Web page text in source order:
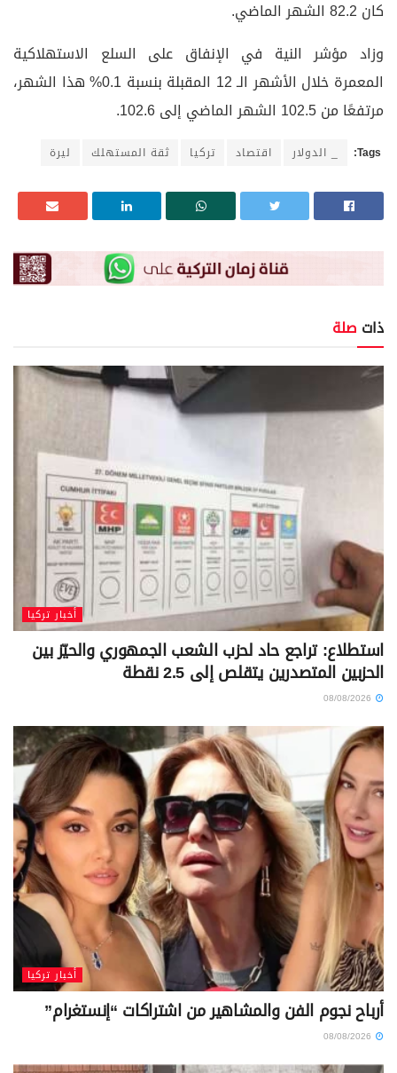
كان 82.2 الشهر الماضي.
وزاد مؤشر النية في الإنفاق على السلع الاستهلاكية
المعمرة خلال الأشهر الـ 12 المقبلة بنسبة 0.1% هذا الشهر،
مرتفعًا من 102.5 الشهر الماضي إلى 102.6.
Tags: _ الدولار اقتصاد تركيا ثقة المستهلك ليرة
ذات صلة
أخبار تركيا
استطلاع: تراجع حاد لحزب الشعب الجمهوري والحيّز بين
الحزبين المتصدرين يتقلص إلى 2.5 نقطة
أخبار تركيا
أرباح نجوم الفن والمشاهير من اشتراكات “إنستغرام”